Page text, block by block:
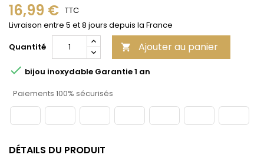
16,99 € TTC
Livraison entre 5 et 8 jours depuis la France
Quantité
 Ajouter au panier
 bijou inoxydable Garantie 1 an
Paiements 100% sécurisés
DÉTAILS DU PRODUIT